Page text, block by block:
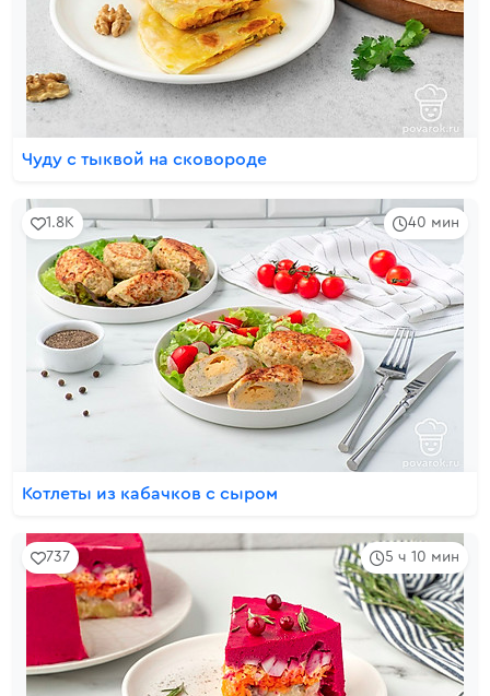
Чуду с тыквой на сковороде
40 мин
1.8K
Котлеты из кабачков с сыром
5 ч 10 мин
737